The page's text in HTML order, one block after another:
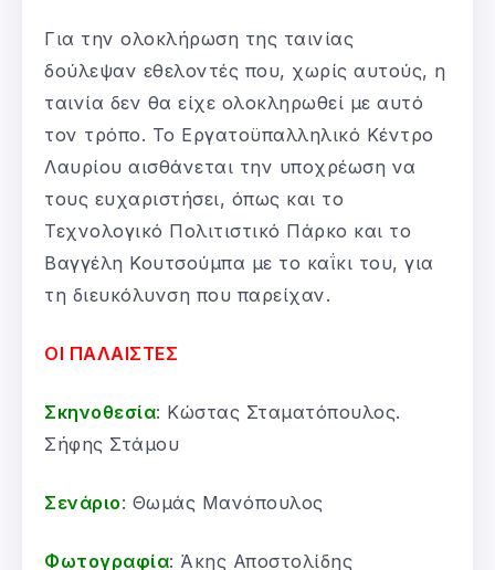
Για την ολοκλήρωση της ταινίας
δούλεψαν εθελοντές που, χωρίς αυτούς, η
ταινία δεν θα είχε ολοκληρωθεί με αυτό
τον τρόπο. Το Εργατοϋπαλληλικό Κέντρο
Λαυρίου αισθάνεται την υποχρέωση να
τους ευχαριστήσει, όπως και το
Τεχνολογικό Πολιτιστικό Πάρκο και το
Βαγγέλη Κουτσούμπα με το καΐκι του, για
τη διευκόλυνση που παρείχαν.
ΟΙ ΠΑΛΑΙΣΤΕΣ
Σκηνοθεσία: Κώστας Σταματόπουλος.
Σήφης Στάμου
Σενάριο: Θωμάς Μανόπουλος
Φωτογραφία: Άκης Αποστολίδης